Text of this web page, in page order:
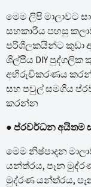
මෙම ලිපි මාලාවට
සහකාරිය පහසු
පරිශීලකයින්ට කුඩා
ශිල්පීය DIY පුද්ගලික
අභිරුචිකරණය
සහ පවුල් සමගිය
කරන්න
● ප්රවර්ධන අයිතම
මෙම නිෂ්පාදන
යන්ත්රය, පෑන
මුද්රණ යන්ත්රය,